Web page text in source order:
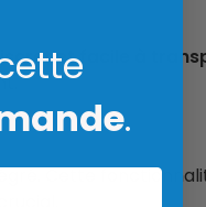
et facile à
Cette
.